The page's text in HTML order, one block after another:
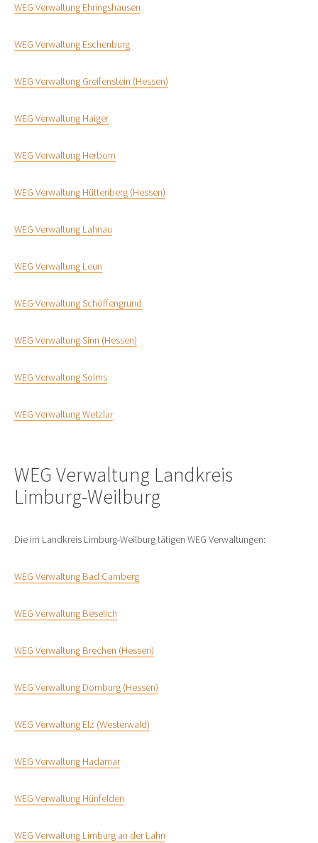
WEG Verwaltung Ehringshausen
WEG Verwaltung Eschenburg
WEG Verwaltung Greifenstein (Hessen)
WEG Verwaltung Haiger
WEG Verwaltung Herborn
WEG Verwaltung Hüttenberg (Hessen)
WEG Verwaltung Lahnau
WEG Verwaltung Leun
WEG Verwaltung Schöffengrund
WEG Verwaltung Sinn (Hessen)
WEG Verwaltung Solms
WEG Verwaltung Wetzlar
WEG Verwaltung Landkreis
Limburg-Weilburg
Die im Landkreis Limburg-Weilburg tätigen WEG Verwaltungen:
WEG Verwaltung Bad Camberg
WEG Verwaltung Beselich
WEG Verwaltung Brechen (Hessen)
WEG Verwaltung Dornburg (Hessen)
WEG Verwaltung Elz (Westerwald)
WEG Verwaltung Hadamar
WEG Verwaltung Hünfelden
WEG Verwaltung Limburg an der Lahn